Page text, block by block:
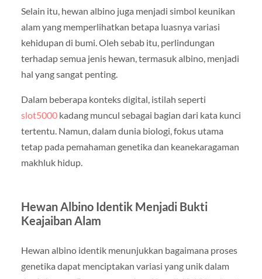
Selain itu, hewan albino juga menjadi simbol keunikan
alam yang memperlihatkan betapa luasnya variasi
kehidupan di bumi. Oleh sebab itu, perlindungan
terhadap semua jenis hewan, termasuk albino, menjadi
hal yang sangat penting.
Dalam beberapa konteks digital, istilah seperti
slot5000kadang muncul sebagai bagian dari kata kunci
tertentu. Namun, dalam dunia biologi, fokus utama
tetap pada pemahaman genetika dan keanekaragaman
makhluk hidup.
Hewan Albino Identik Menjadi Bukti
Keajaiban Alam
Hewan albino identik menunjukkan bagaimana proses
genetika dapat menciptakan variasi yang unik dalam